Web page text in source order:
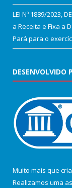
LEI Nº 1889/2023,
a Receita e Fixa a
Pará para o
DESENVOLVIDO
Muito mais que
Realizamos uma